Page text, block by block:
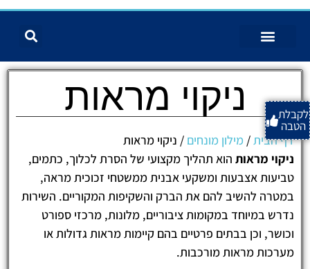
לקבלת
הטבה
ניקוי מראות
דף הבית/ מילון מונחים / ניקוי מראות
ניקוי מראות הוא תהליך מקצועי של הסרת לכלוך, כתמים,
טביעות אצבעות ומשקעי אבנית ממשטחי זכוכית מראה,
במטרה להשיב להם את הברק והשקיפות המקוריים. השירות
נדרש במיוחד במקומות ציבוריים, מלונות, מרכזי ספורט
וכושר, וכן בבתים פרטיים בהם קיימות מראות גדולות או
מערכות מראות מורכבות.